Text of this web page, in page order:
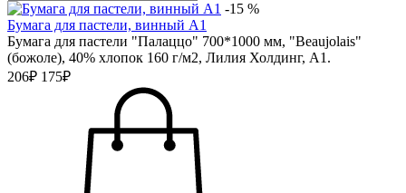
-15 %
Бумага для пастели, винный А1
Бумага для пастели "Палаццо" 700*1000 мм, "Beaujolais"
(божоле), 40% хлопок 160 г/м2, Лилия Холдинг, А1.
206₽ 175₽